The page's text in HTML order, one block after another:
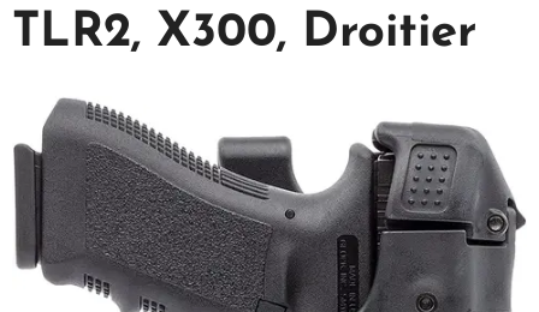
TLR2, X300, Droitier